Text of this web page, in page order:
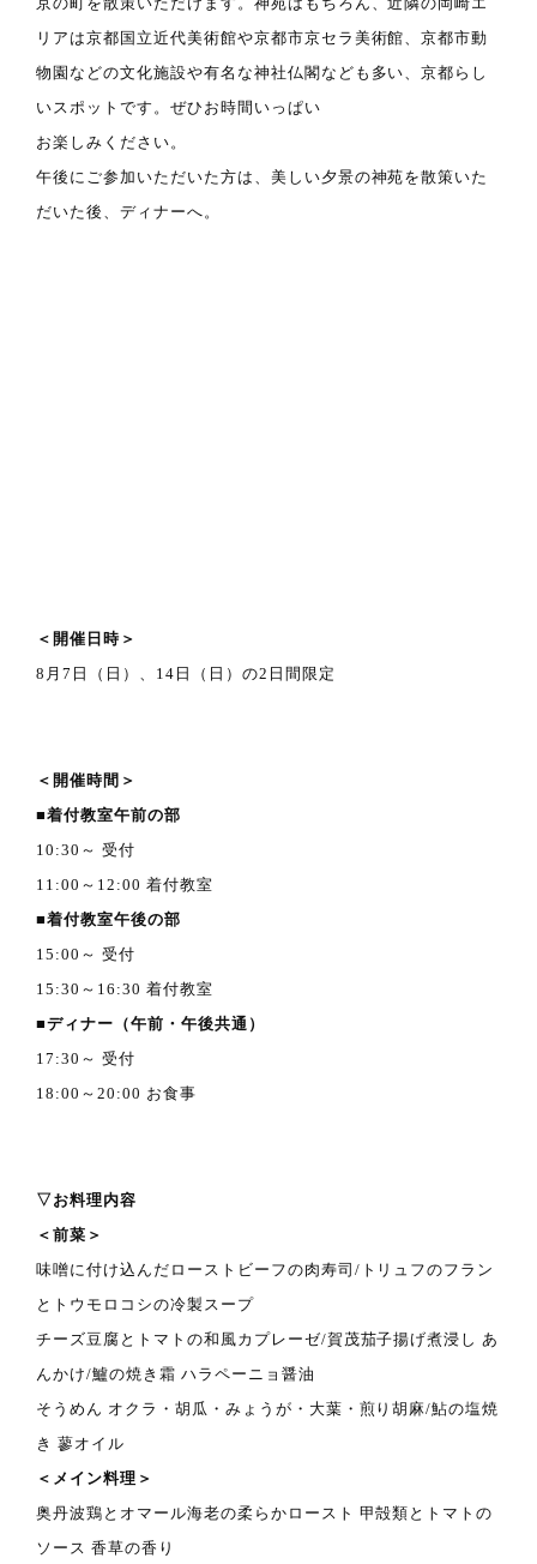
リアは京都国立近代美術館や京都市京セラ美術館、京都市動
物園などの文化施設や有名な神社仏閣なども多い、京都らし
いスポットです。ぜひお時間いっぱい
お楽しみください。
午後にご参加いただいた方は、美しい夕景の神苑を散策いた
だいた後、ディナーへ。
＜開催日時＞
8月7日（日）、14日（日）の2日間限定
＜開催時間＞
■着付教室午前の部
10:30～ 受付
11:00～12:00 着付教室
■着付教室午後の部
15:00～ 受付
15:30～16:30 着付教室
■ディナー（午前・午後共通）
17:30～ 受付
18:00～20:00 お食事
▽お料理内容
＜前菜＞
味噌に付け込んだローストビーフの肉寿司/トリュフのフラン
とトウモロコシの冷製スープ
チーズ豆腐とトマトの和風カプレーゼ/賀茂茄子揚げ煮浸し あ
んかけ/鱸の焼き霜 ハラペーニョ醤油
そうめん オクラ・胡瓜・みょうが・大葉・煎り胡麻/鮎の塩焼
き 蓼オイル
＜メイン料理＞
奥丹波鶏とオマール海老の柔らかロースト 甲殻類とトマトの
ソース 香草の香り